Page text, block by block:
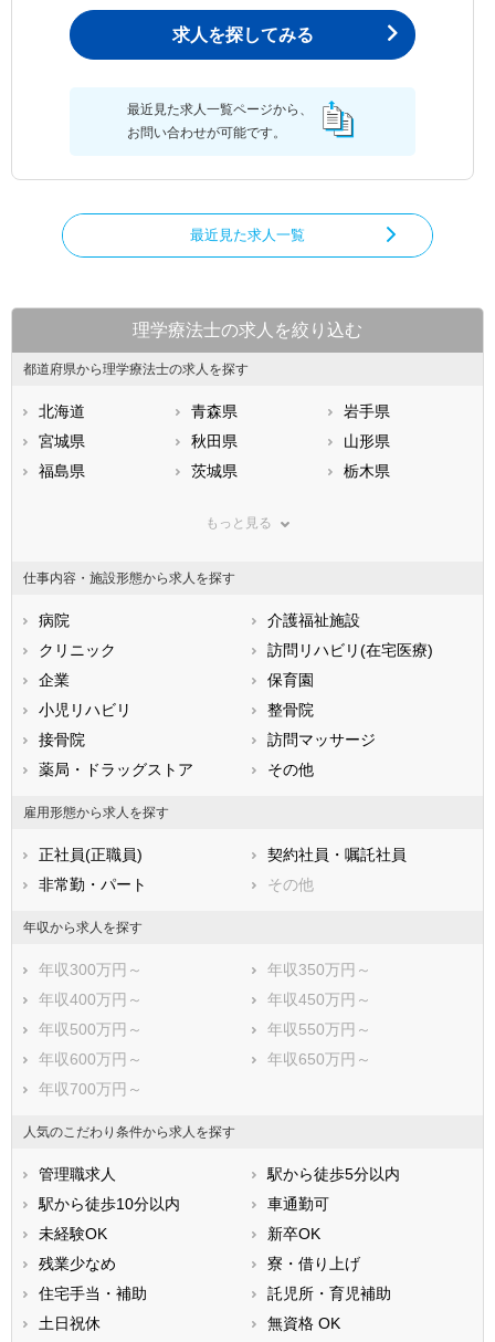
求人を探してみる
最近見た求人一覧ページから、
お問い合わせが可能です。
最近見た求人一覧
理学療法士の求人を絞り込む
都道府県から理学療法士の求人を探す
北海道 青森県
岩手県
宮城県
秋田県
山形県
福島県
茨城県
栃木県
神奈川県
石川県
福井県
静岡県
三重県
滋賀県
大阪府
兵庫県
鳥取県
広島県
徳島県
香川県
愛媛県
鹿児島県
もっと見る
仕事内容・施設形態から求人を探す
病院
介護福祉施設
クリニック
訪問リハビリ(在宅医療)
企業
保育園
小児リハビリ
整骨院
接骨院
訪問マッサージ
薬局・ドラッグストア
その他
雇用形態から求人を探す
正社員(正職員)
契約社員・嘱託社員
非常勤・パート
その他
年収から求人を探す
年収300万円～
年収350万円～
年収400万円～
年収450万円～
年収500万円～
年収550万円～
年収600万円～
年収650万円～
年収700万円～
人気のこだわり条件から求人を探す
管理職求人
駅から徒歩5分以内
駅から徒歩10分以内
車通勤可
未経験OK
新卒OK
残業少なめ
寮・借り上げ
住宅手当・補助
託児所・育児補助
土日祝休
無資格 OK